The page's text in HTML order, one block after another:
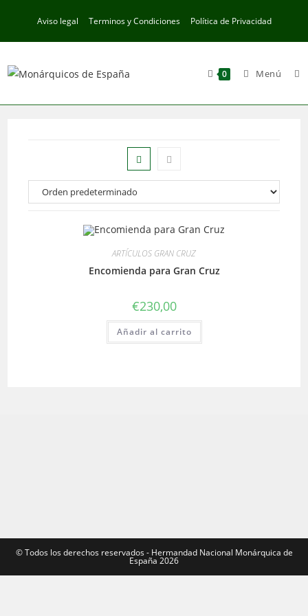
contenido
Aviso legal Terminos y Condiciones Política de Privacidad
0 Menú
ARTÍCULOS GRAN CRUZ
Encomienda para Gran Cruz
€230,00
Añadir al carrito
©️ Todos los derechos reservados - Hermandad Nacional Monárquica de
España 2026